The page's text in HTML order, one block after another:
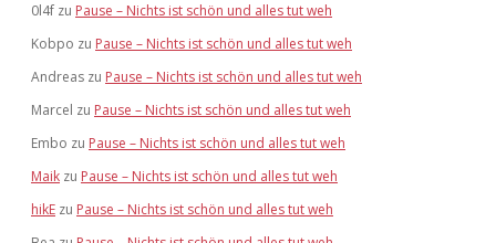
0l4f zu Pause – Nichts ist schön und alles tut weh
Kobpo zu Pause – Nichts ist schön und alles tut weh
Andreas zu Pause – Nichts ist schön und alles tut weh
Marcel zu Pause – Nichts ist schön und alles tut weh
Embo zu Pause – Nichts ist schön und alles tut weh
Maik zu Pause – Nichts ist schön und alles tut weh
hikE zu Pause – Nichts ist schön und alles tut weh